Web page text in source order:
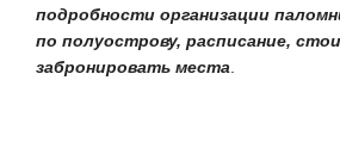
подробности организации
по полуострову, расписание,
забронировать места